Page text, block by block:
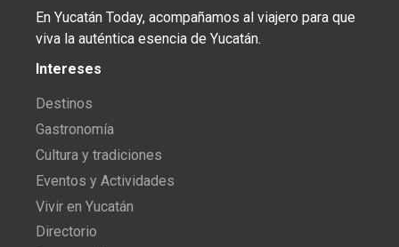
En Yucatán Today, acompañamos al viajero para que
viva la auténtica esencia de Yucatán.
Intereses
Destinos
Gastronomía
Cultura y tradiciones
Eventos y Actividades
Vivir en Yucatán
Directorio